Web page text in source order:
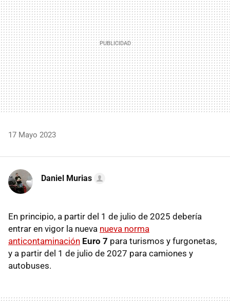
17 Mayo 2023
Daniel Murias
En principio, a partir del 1 de julio de 2025 debería
entrar en vigor la nueva nueva norma
anticontaminación Euro 7 para turismos y furgonetas,
y a partir del 1 de julio de 2027 para camiones y
autobuses.